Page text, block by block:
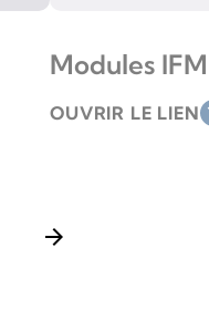
Modules IFM
OUVRIR LE LIEN
arrow_forward